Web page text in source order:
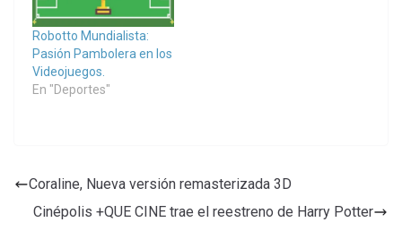
Robotto Mundialista:
Pasión Pambolera en los
Videojuegos.
En "Deportes"
Coraline, Nueva versión remasterizada 3D
Cinépolis +QUE CINE trae el reestreno de Harry Potter